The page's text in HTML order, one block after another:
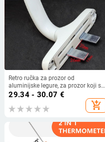
Retro ručka za prozor od
aluminijske legure, za prozor koji se
otvara prema van, s dvostrukim
29.34 - 30.07 €
add_shopping_cart